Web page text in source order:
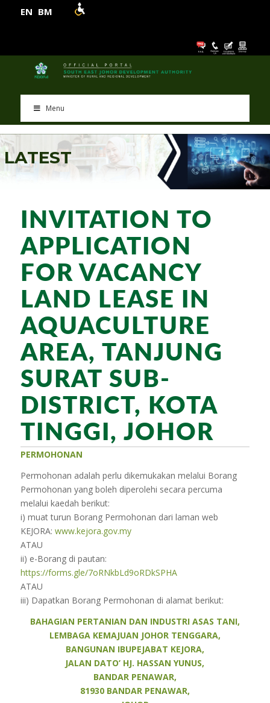
EN BM
Menu
LATEST
INVITATION TO
APPLICATION
FOR VACANCY
LAND LEASE IN
AQUACULTURE
AREA, TANJUNG
SURAT SUB-
DISTRICT, KOTA
TINGGI, JOHOR
PERMOHONAN
Permohonan adalah perlu dikemukakan melalui Borang
Permohonan yang boleh diperolehi secara percuma
melalui kaedah berikut:
i) muat turun Borang Permohonan dari laman web
KEJORA: www.kejora.gov.my
ATAU
ii) e-Borang di pautan:
https://forms.gle/7oRNkbLd9oRDkSPHA
ATAU
iii) Dapatkan Borang Permohonan di alamat berikut:
BAHAGIAN PERTANIAN DAN INDUSTRI ASAS TANI,
LEMBAGA KEMAJUAN JOHOR TENGGARA,
BANGUNAN IBUPEJABAT KEJORA,
JALAN DATO’ HJ. HASSAN YUNUS,
BANDAR PENAWAR,
81930 BANDAR PENAWAR,